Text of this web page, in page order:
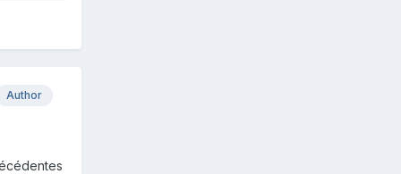
Author